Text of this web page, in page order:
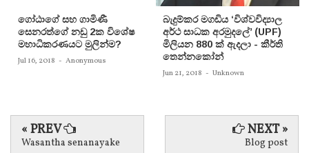
ගෝඨාගේ සහ ගාමිණී
සෙනරත්ගේ නඩු 2ක විශේෂ
මහාධිකරණයට මුලින්ම?
Jul 16, 2018 - Anonymous
බැදුම්කර මගඩිය ‘විශ්වවිද්‍යාල
අර්ථ සාධක අරමුදලේ’ (UPF)
මිලියන 880 ක් ඇදලා - කීර්ති
තෙන්නකෝන්
Jun 21, 2018 - Unknown
« PREV
Wasantha senanayake
NEXT »
Blog post